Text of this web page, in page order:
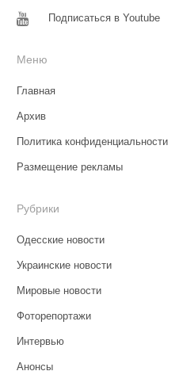
Подписаться в Youtube
Меню
Главная
Архив
Политика конфиденциальности
Размещение рекламы
Рубрики
Одесские новости
Украинские новости
Мировые новости
Фоторепортажи
Интервью
Анонсы